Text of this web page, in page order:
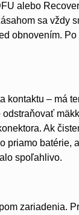
alebo
sa vždy
obnovením.
kontaktu – má
Ak
priamo batérie,
spoľahlivo.
zariadenia.